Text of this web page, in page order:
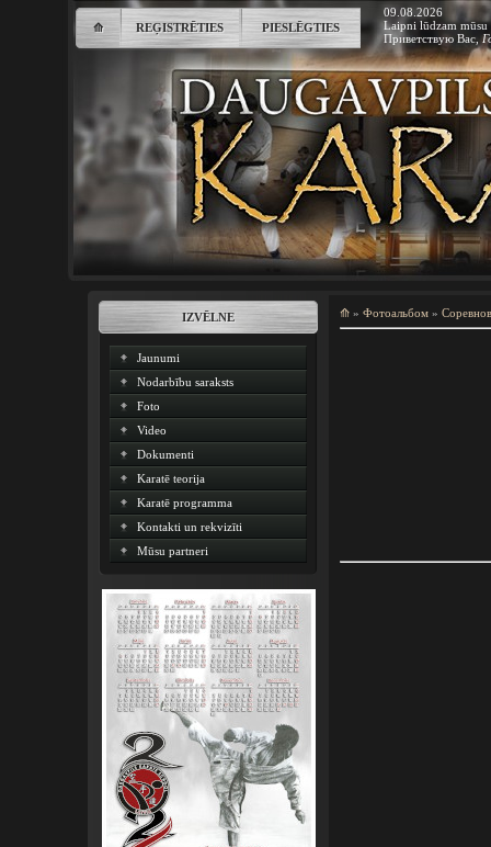
⟰ REĢISTRĒTIES PIESLĒGTIES
09.08.2026
Laipni lūdzam mūsu
Приветствую Вас ,
IZVĒLNE
Jaunumi
Nodarbību saraksts
Foto
Video
Dokumenti
Karatē teorija
Karatē programma
Kontakti un rekvizīti
Mūsu partneri
⟰ » Фотоальбом »